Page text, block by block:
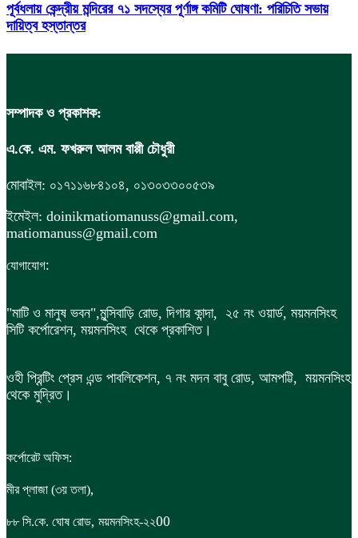
পূর্বধলায় কেন্দ্রীয় মন্দিরের ৭১ সদস্যের পূর্ণাঙ্গ কমিটি ঘোষণা: পরিচিতি সভায়
দায়িত্ব হস্তান্তর
সম্পাদক ও প্রকাশক:
এ.কে. এম. ফখরুল আলম বাপ্পী চৌধুরী
মোবাইল: ০১৭১১৬৮৪১০৪, ০১৩০৩৩০০৫৩৯
ইমেইল: doinikmatiomanuss@gmail.com,
matiomanuss@gmail.com
যোগাযোগ:
"মাটি ও মানুষ ভবন",মুন্সিবাড়ি রোড, দিগার কান্দা, ২৫ নং ওয়ার্ড, ময়মনসিংহ
সিটি কর্পোরেশন, ময়মনসিংহ থেকে প্রকাশিত।
ওহী প্রিন্টিং প্রেস এন্ড পাবলিকেশন, ৭ নং মদন বাবু রোড, আমপট্টি, ময়মনসিংহ
থেকে মুদ্রিত।
কর্পোরেট অফিস:
মীর প্লাজা (৩য় তলা),
৮৮ সি.কে. ঘোষ রোড, ময়মনসিংহ-২২00